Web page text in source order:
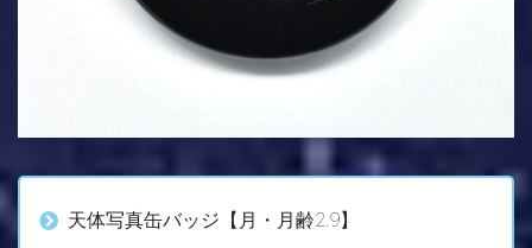
天体写真缶バッジ【月・月齢2.9】